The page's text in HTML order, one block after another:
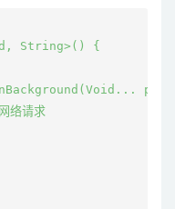
String>() {
络请求